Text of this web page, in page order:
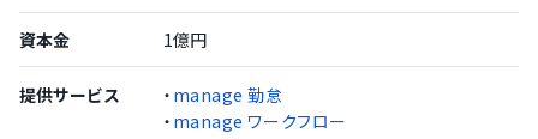
資本金 1億円
提供サービス ・ manage 勤怠
・ manage ワークフロー